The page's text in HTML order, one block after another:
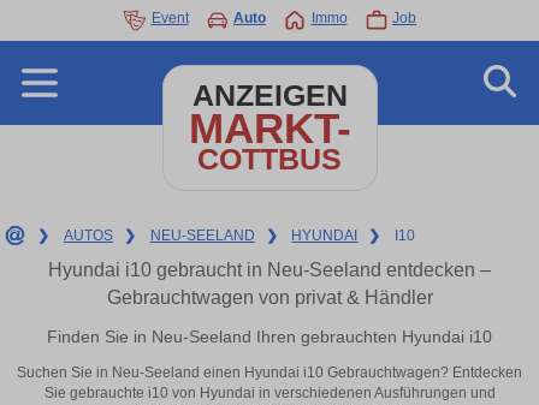
Event Auto Immo Job
ANZEIGEN
MARKT-
COTTBUS
❯ AUTOS ❯ NEU-SEELAND ❯ HYUNDAI ❯ I10
Hyundai i10 gebraucht in Neu-Seeland entdecken –
Gebrauchtwagen von privat & Händler
Finden Sie in Neu-Seeland Ihren gebrauchten Hyundai i10
Suchen Sie in Neu-Seeland einen Hyundai i10 Gebrauchtwagen? Entdecken
Sie gebrauchte i10 von Hyundai in verschiedenen Ausführungen und